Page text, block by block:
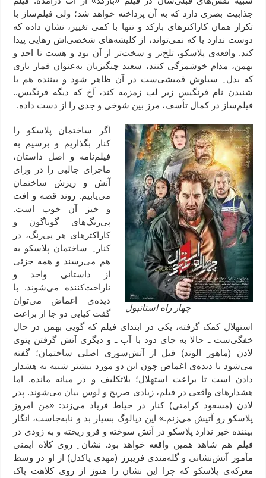
جذابیت بصری دارد که به آن پرداخته خواهد شد؛ ولی فیلم‌ساز با
تکرار همان کاراکترهای بارکد و تنها با کمی تغییر، نشان داده که
دوست ندارد یا که نمی‌تواند، از کلیشه‌های شخصی‌اش رهایی پیدا
کند. واقعه‌ی پلاسکو، تلخ‌تر و سخت‌تر از آن بود و هست تا احد و
بهمن، مدام خوشمزگی کنند، سعید چنگیزیان به‌عنوان قمار بازی
که بدل ِ سیاوش قمیشی‌ست در آن ظاهر شود و بیننده هم با
شنیدن نام فرنگیس زیر لب زمزمه کند، آخ که دیگه فرنگیس..
فیلم‌ساز در کمال تأسف، مرز بین شوخی و جدی را از دست داده.
چهار راه استانبول
اگر ساختمان پلاسکو را
کنار بگذاریم و برسیم به
فیلم‌نامه و اصل داستان،
ماجرای جالبی را در ورای
آتش و ریزش ساختمان
می‌یابیم. روند قصه و افت
و خیز آن خوب است.
پی‌رنگ‌‌های گوناگون و
کاراکترهای هر پی‌رنگ، در
کنار ِ ساختمان پلاسکو به
هم می‌رسند و همه جزئی
از داستانی واحد و
ناراحت‌کننده می‌شوند. با
دیده‌ی اغماض می‌توان
گفت کیایی دو جا از براعت
استهلال کمک گرفته، یکی در ابتدای فیلم که گویی بهمن در حال
خفگی‌ست ـ حالا به جای دود با آب ـ و دیگری آتش گرفتن پتوی
لادن (ماهور الوند) قبل از آتش‌سوزی اصلی ساختمان؛ گفته
می‌شود با دیده‌ی اغماض چون این دو مورد بیشتر شبیه به هشدار
دادن است تا براعت استهلال؛ بلاتکلیف و در میانه مانده. اما
هشدارهای واقعی در فیلم، زیادی صریح و لوس بیان می‌شوند. پدر
لادن (مسعود کرامتی) کنار در حیاط فریاد می‌زند: «من امروز
پلاسکو رو آتیش می‌زنم.» این دیالوگ بسیار بد و نابه‌جاست، انگار
بیننده خبر ندارد پلاسکو در آتش سوخته و فرو ریخته و به زودی در
فیلم هم شاهد همین واقعه خواهد بود. نشان ِ روی کلاه ایمنی
مأمور آتش‌نشانی و گله‌مندی فریبرز (مهدی پاکدل) از او در وسط
معرکه‌ی پلاسکو که چرا این نشان را هنوز از روی کلاهت پاک